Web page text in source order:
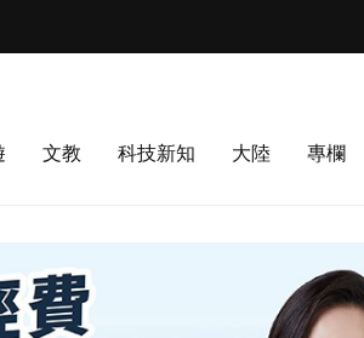
文教 科技新知 大陸 專欄